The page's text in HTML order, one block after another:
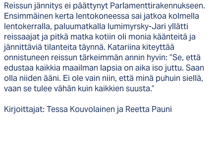
Reissun jännitys ei päättynyt Parlamenttirakennukseen.
Ensimmäinen kerta lentokoneessa sai jatkoa kolmella
lentokerralla, paluumatkalla lumimyrsky-Jari yllätti
reissaajat ja pitkä matka kotiin oli monia käänteitä ja
jännittäviä tilanteita täynnä. Katariina kiteyttää
onnistuneen reissun tärkeimmän annin hyvin: ”Se, että
edustaa kaikkia maailman lapsia on aika iso juttu. Saan
olla niiden ääni. Ei ole vain niin, että minä puhuin siellä,
vaan se tulee vähän kuin kaikkien suusta.”
Kirjoittajat: Tessa Kouvolainen ja Reetta Pauni